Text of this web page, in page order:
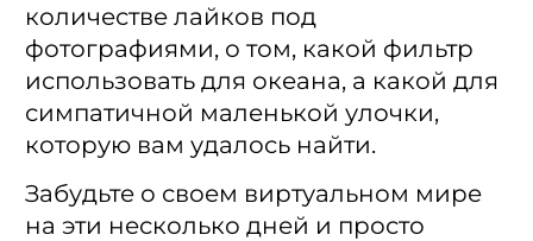
количестве лайков под
фотографиями, о том, какой фильтр
использовать для океана, а какой для
симпатичной маленькой улочки,
которую вам удалось найти.
Забудьте о своем виртуальном мире
на эти несколько дней и просто